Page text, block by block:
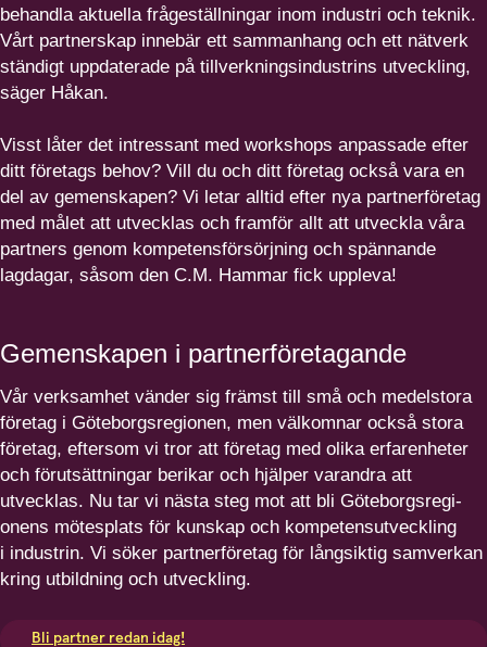
behandla aktuella fråge­ställ­ningar inom industri och teknik.
Vårt partnerskap innebär ett sammanhang och ett nätverk
ständigt uppdaterade på tillverk­nings­in­du­strins utveckling,
säger Håkan.
Visst låter det intressant med workshops anpassade efter
ditt företags behov? Vill du och ditt företag också vara en
del av gemenskapen? Vi letar alltid efter nya partner­fö­retag
med målet att utvecklas och framför allt att utveckla våra
partners genom kompe­tens­för­sörjning och spännande
lagdagar, såsom den C.M. Hammar fick uppleva!
Gemenskapen i partnerföretagande
Vår verksamhet vänder sig främst till små och medelstora
företag i Göteborgs­re­gionen, men välkomnar också stora
företag, eftersom vi tror att företag med olika erfaren­heter
och förut­sätt­ningar berikar och hjälper varandra att
utvecklas. Nu tar vi nästa steg mot att bli Göteborgs­re­gi­
onens mötesplats för kunskap och kompe­tens­ut­veckling
i industrin. Vi söker partner­fö­retag för långsiktig samverkan
kring utbildning och utveckling.
Bli partner redan idag!